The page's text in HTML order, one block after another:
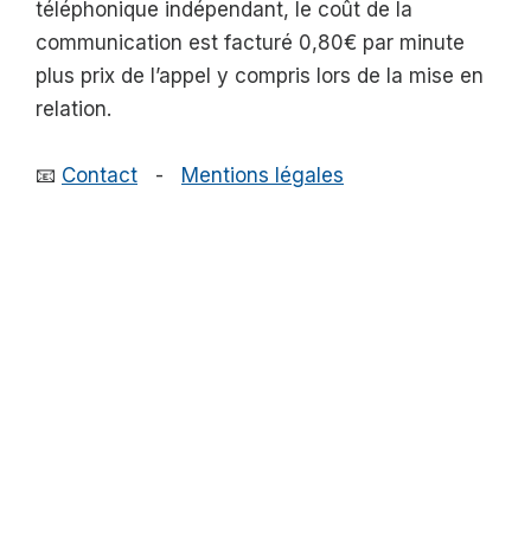
téléphonique indépendant, le coût de la
communication est facturé 0,80€ par minute
plus prix de l’appel y compris lors de la mise en
relation.
📧 Contact - Mentions légales